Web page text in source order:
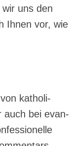
uns den
Ihnen vor, wie
von katho­li­
auch bei evan­